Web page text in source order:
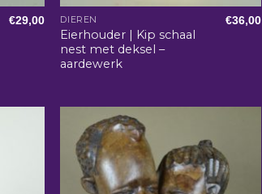
€29,00 DIEREN
Eierhouder | Kip schaal
nest met deksel –
aardewerk
€36,00